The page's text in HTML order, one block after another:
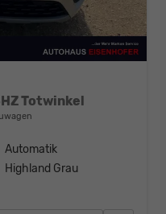
Totwinkel
Automatik
Highland Grau